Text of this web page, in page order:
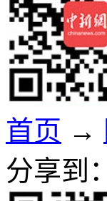
首页 →
分享到：